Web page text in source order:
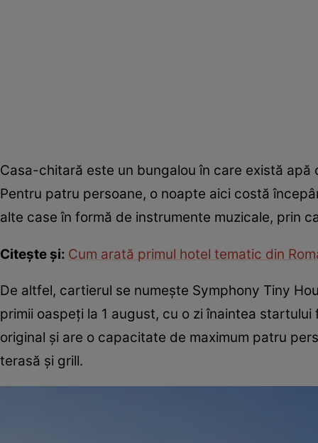
Casa-chitară este un bungalou în care există
Pentru patru persoane, o noapte aici costă
alte case în formă de instrumente muzicale, prin
Citește și: Cum arată primul hotel tematic din
De altfel, cartierul se numeşte Symphony Tiny
primii oaspeţi la 1 august, cu o zi înaintea
original şi are o capacitate de maximum patru
terasă şi grill.